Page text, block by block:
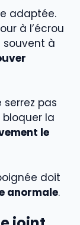
adaptée.
à l’écrou
à
pas
bloquer la
le
doit
anormale.